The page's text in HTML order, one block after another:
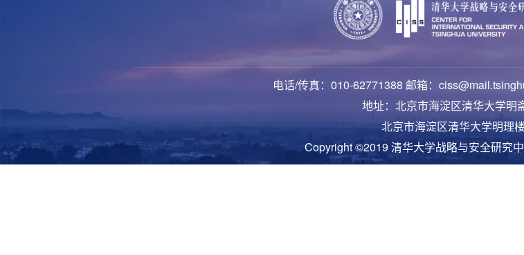
电话/传真：010-62771388 邮箱：
地址：北京市海淀区清华大学明
北京市海淀区清华大学明理
Copyright ©2019 清华大学战略与安全研究